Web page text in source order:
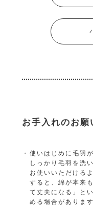
お手入れのお願
使いはじめに毛羽
しっかり毛羽を洗
お使いいただける
すると、綿が本来
て丈夫になる」と
める場合がありま